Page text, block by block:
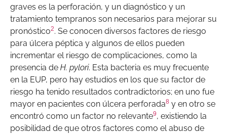
graves es la perforación, y un diagnóstico y un
tratamiento tempranos son necesarios para mejorar su
pronóstico2. Se conocen diversos factores de riesgo
para úlcera péptica y algunos de ellos pueden
incrementar el riesgo de complicaciones, como la
presencia de H. pylori. Esta bacteria es muy frecuente
en la EUP, pero hay estudios en los que su factor de
riesgo ha tenido resultados contradictorios; en uno fue
mayor en pacientes con úlcera perforada8 y en otro se
encontró como un factor no relevante9, existiendo la
posibilidad de que otros factores como el abuso de